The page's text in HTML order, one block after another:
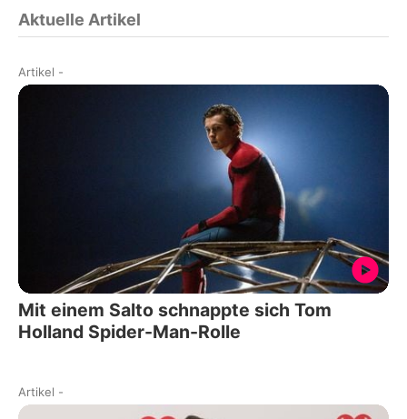
Aktuelle Artikel
Artikel -
Mit einem Salto schnappte sich Tom
Holland Spider-Man-Rolle
Artikel -